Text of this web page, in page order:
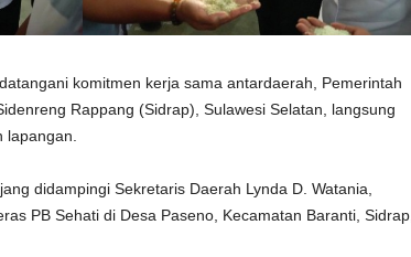
komitmen kerja sama antardaerah, Pemerintah
Rappang (Sidrap), Sulawesi Selatan, langsung
didampingi Sekretaris Daerah Lynda D. Watania,
PB Sehati di Desa Paseno, Kecamatan Baranti, Sidrap,